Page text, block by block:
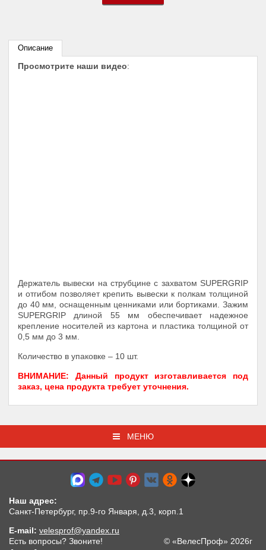
Описание
Просмотрите наши видео:
Держатель вывески на струбцине с захватом SUPERGRIP
и отгибом позволяет крепить вывески к полкам толщиной
до 40 мм, оснащенным ценниками или бортиками. Зажим
SUPERGRIP длиной 55 мм обеспечивает надежное
крепление носителей из картона и пластика толщиной от
0,5 мм до 3 мм.
Количество в упаковке – 10 шт.
ВНИМАНИЕ: Данный продукт изготавливается под
заказ, цена продукта требует уточнения.
МЕНЮ
Наш адрес:
Санкт-Петербург, пр.9-го Января, д.3, корп.1
E-mail: velesprof@yandex.ru
Есть вопросы? Звоните!
© «ВелесПроф» 2026г